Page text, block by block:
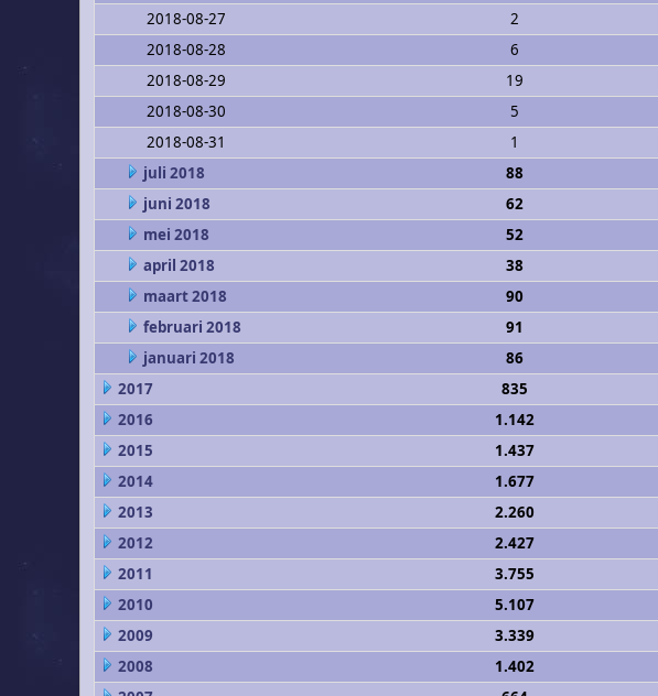
2018-08-27
2
2018-08-28
6
2018-08-29
19
2018-08-30
5
2018-08-31
1
juli 2018
88
juni 2018
62
mei 2018
52
april 2018
38
maart 2018
90
februari 2018
91
januari 2018
86
2017
835
2016
1.142
2015
1.437
2014
1.677
2013
2.260
2012
2.427
2011
3.755
2010
5.107
2009
3.339
2008
1.402